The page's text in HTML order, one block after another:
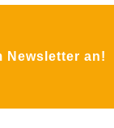
Newsletter an!